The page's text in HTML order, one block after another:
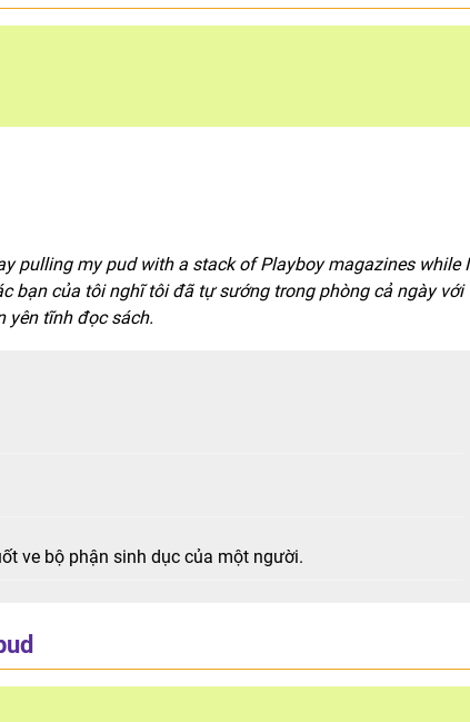
pulling my pud with a stack of Playboy magazines while I
bạn của tôi nghĩ tôi đã tự sướng trong phòng cả ngày với
yên tĩnh đọc sách.
ve bộ phận sinh dục của một người.